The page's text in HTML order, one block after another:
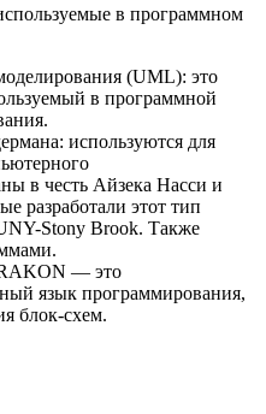
в программном
(UML): это
в программной
используются для
в честь Айзека Насси и
разработали этот тип
Stony Brook. Также
— это
язык программирования,
блок-схем.